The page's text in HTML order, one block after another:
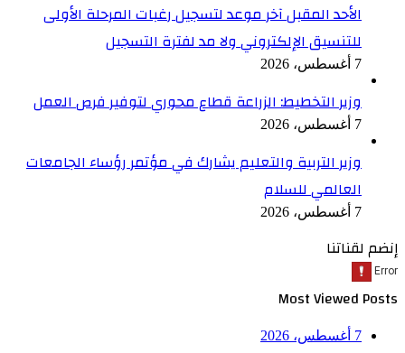
الأحد المقبل آخر موعد لتسجيل رغبات المرحلة الأولى
للتنسيق الإلكتروني ولا مد لفترة التسجيل
7 أغسطس، 2026
وزير التخطيط: الزراعة قطاع محوري لتوفير فرص العمل
7 أغسطس، 2026
وزير التربية والتعليم يشارك في مؤتمر رؤساء الجامعات
العالمي للسلام
7 أغسطس، 2026
إنضم لقناتنا
Most Viewed Posts
7 أغسطس، 2026